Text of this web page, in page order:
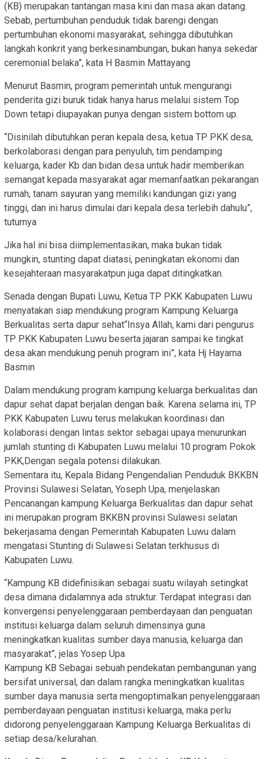
(KB) merupakan tantangan masa kini dan masa akan datang.
Sebab, pertumbuhan penduduk tidak barengi dengan
pertumbuhan ekonomi masyarakat, sehingga dibutuhkan
langkah konkrit yang berkesinambungan, bukan hanya sekedar
ceremonial belaka”, kata H Basmin Mattayang
Menurut Basmin, program pemerintah untuk mengurangi
penderita gizi buruk tidak hanya harus melalui sistem Top
Down tetapi diupayakan punya dengan sistem bottom up.
“Disinilah dibutuhkan peran kepala desa, ketua TP PKK desa,
berkolaborasi dengan para penyuluh, tim pendamping
keluarga, kader Kb dan bidan desa untuk hadir memberikan
semangat kepada masyarakat agar memanfaatkan pekarangan
rumah, tanam sayuran yang memiliki kandungan gizi yang
tinggi, dan ini harus dimulai dari kepala desa terlebih dahulu”,
tuturnya
Jika hal ini bisa diimplementasikan, maka bukan tidak
mungkin, stunting dapat diatasi, peningkatan ekonomi dan
kesejahteraan masyarakatpun juga dapat ditingkatkan.
Senada dengan Bupati Luwu, Ketua TP PKK Kabupaten Luwu
menyatakan siap mendukung program Kampung Keluarga
Berkualitas serta dapur sehat“Insya Allah, kami dari pengurus
TP PKK Kabupaten Luwu beserta jajaran sampai ke tingkat
desa akan mendukung penuh program ini”, kata Hj Hayarna
Basmin
Dalam mendukung program kampung keluarga berkualitas dan
dapur sehat dapat berjalan dengan baik. Karena selama ini, TP
PKK Kabupaten Luwu terus melakukan koordinasi dan
kolaborasi dengan lintas sektor sebagai upaya menurunkan
jumlah stunting di Kabupaten Luwu melalui 10 program Pokok
PKK,Dengan segala potensi dilakukan.
Sementara itu, Kepala Bidang Pengendalian Penduduk BKKBN
Provinsi Sulawesi Selatan, Yoseph Upa, menjelaskan
Pencanangan kampung Keluarga Berkualitas dan dapur sehat
ini merupakan program BKKBN provinsi Sulawesi selatan
bekerjasama dengan Pemerintah Kabupaten Luwu dalam
mengatasi Stunting di Sulawesi Selatan terkhusus di
Kabupaten Luwu.
“Kampung KB didefinisikan sebagai suatu wilayah setingkat
desa dimana didalamnya ada struktur. Terdapat integrasi dan
konvergensi penyelenggaraan pemberdayaan dan penguatan
institusi keluarga dalam seluruh dimensinya guna
meningkatkan kualitas sumber daya manusia, keluarga dan
masyarakat”, jelas Yosep Upa
Kampung KB Sebagai sebuah pendekatan pembangunan yang
bersifat universal, dan dalam rangka meningkatkan kualitas
sumber daya manusia serta mengoptimalkan penyelenggaraan
pemberdayaan penguatan institusi keluarga, maka perlu
didorong penyelenggaraan Kampung Keluarga Berkualitas di
setiap desa/kelurahan.